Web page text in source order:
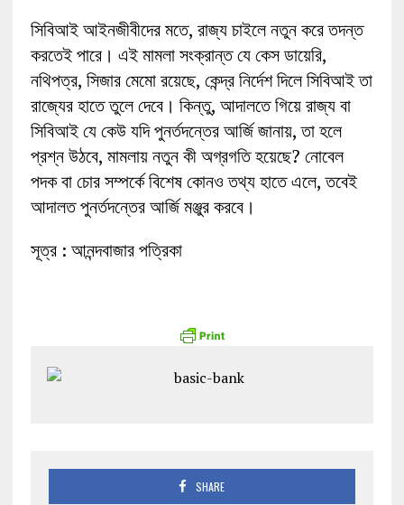
সিবিআই আইনজীবীদের মতে, রাজ্য চাইলে নতুন করে তদন্ত
করতেই পারে। এই মামলা সংক্রান্ত যে কেস ডায়েরি,
নথিপত্র, সিজার মেমো রয়েছে, কেন্দ্র নির্দেশ দিলে সিবিআই তা
রাজ্যের হাতে তুলে দেবে। কিন্তু, আদালতে গিয়ে রাজ্য বা
সিবিআই যে কেউ যদি পুনর্তদন্তের আর্জি জানায়, তা হলে
প্রশ্ন উঠবে, মামলায় নতুন কী অগ্রগতি হয়েছে? নোবেল
পদক বা চোর সম্পর্কে বিশেষ কোনও তথ্য হাতে এলে, তবেই
আদালত পুনর্তদন্তের আর্জি মঞ্জুর করবে।
সূত্র : আনন্দবাজার পত্রিকা
SHARE